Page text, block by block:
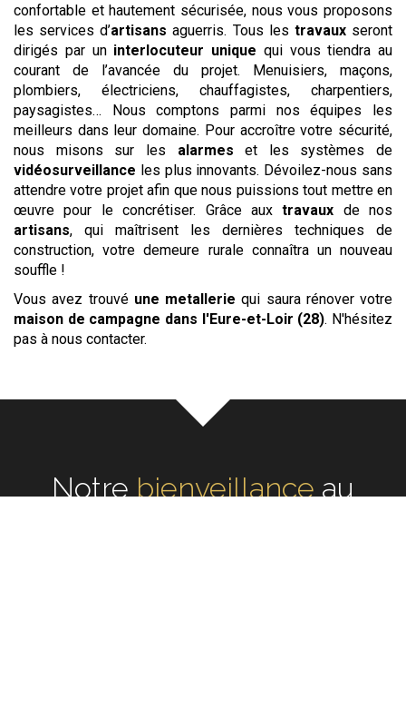
confortable et hautement sécurisée, nous vous proposons
les services d’artisans aguerris. Tous les travauxseront
dirigés par un interlocuteur unique qui vous tiendra au
courant de l’avancée du projet. Menuisiers, maçons,
plombiers, électriciens, chauffagistes, charpentiers,
paysagistes… Nous comptons parmi nos équipes les
meilleurs dans leur domaine. Pour accroître votre sécurité,
nous misons sur les alarmes et les systèmes de
vidéosurveillance les plus innovants. Dévoilez-nous sans
attendre votre projet afin que nous puissions tout mettre en
œuvre pour le concrétiser. Grâce auxtravaux de nos
artisans, qui maîtrisent les dernières techniques de
construction, votre demeure rurale connaîtra un nouveau
souffle !
Vous avez trouvé une metallerie qui saura rénover votre
maison de campagne dans l'Eure-et-Loir (28). N'hésitez
pas à nous contacter.
Notrebienveillanceau